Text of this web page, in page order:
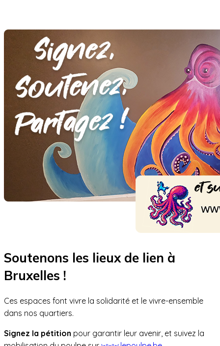
Soutenons les lieux de lien à
Bruxelles !
Ces espaces font vivre la solidarité et le vivre-ensemble
dans nos quartiers.
Signez la pétition pour garantir leur avenir, et suivez la